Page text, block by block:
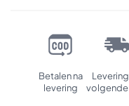
Betalen na
levering